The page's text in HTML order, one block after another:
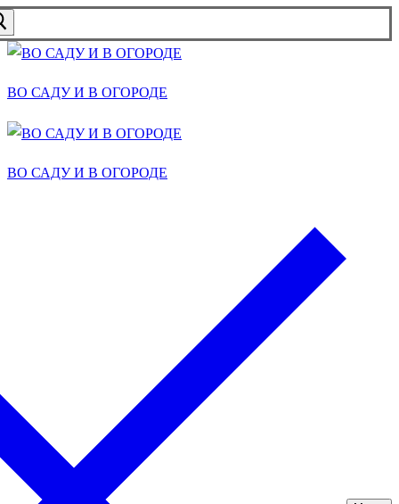
ВО САДУ И В ОГОРОДЕ
ВО САДУ И В ОГОРОДЕ